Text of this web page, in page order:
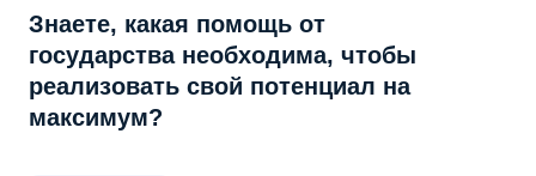
Знаете, какая помощь от
государства необходима, чтобы
реализовать свой потенциал на
максимум?